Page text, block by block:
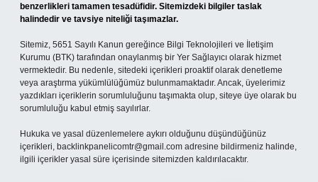
benzerlikleri tamamen tesadüfidir. Sitemizdeki bilgiler taslak
halindedir ve tavsiye niteliği taşımazlar.
Sitemiz, 5651 Sayılı Kanun gereğince Bilgi Teknolojileri ve İletişim
Kurumu (BTK) tarafından onaylanmış bir Yer Sağlayıcı olarak hizmet
vermektedir. Bu nedenle, sitedeki içerikleri proaktif olarak denetleme
veya araştırma yükümlülüğümüz bulunmamaktadır. Ancak, üyelerimiz
yazdıkları içeriklerin sorumluluğunu taşımakta olup, siteye üye olarak bu
sorumluluğu kabul etmiş sayılırlar.
Hukuka ve yasal düzenlemelere aykırı olduğunu düşündüğünüz
içerikleri, backlinkpanelicomtr@gmail.com adresine bildirmeniz halinde,
ilgili içerikler yasal süre içerisinde sitemizden kaldırılacaktır.